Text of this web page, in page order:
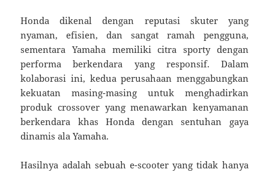
Honda dikenal dengan reputasi skuter yang
nyaman, efisien, dan sangat ramah pengguna,
sementara Yamaha memiliki citra sporty dengan
performa berkendara yang responsif. Dalam
kolaborasi ini, kedua perusahaan menggabungkan
kekuatan masing-masing untuk menghadirkan
produk crossover yang menawarkan kenyamanan
berkendara khas Honda dengan sentuhan gaya
dinamis ala Yamaha.
Hasilnya adalah sebuah e-scooter yang tidak hanya